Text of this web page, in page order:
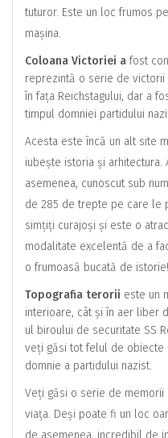
tuturor. Este un loc frumos
mașina.
Coloana Victoriei afost
reprezintă o serie de victorii
în fața Reichstagului, dar a
timpul domniei partidului
Acesta este încă un alt site
iubește istoria și arhitectura.
asemenea, cunoscut sub
de 285 de trepte pe care le
simțiți curajoși și este o
modalitate excelentă de a
o frumoasă bucată de istorie!
Topografia terorii este un
interioare, cât și în aer liber
ul biroului de securitate SS
veți găsi tot felul de obiecte
domnie a partidului nazist.
Veți găsi o serie de
viața. Deși poate fi un loc